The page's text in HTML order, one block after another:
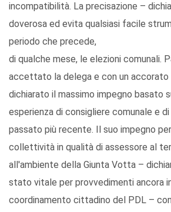
incompatibilità. La precisazione –
doverosa ed evita qualsiasi facile
periodo che precede,
di qualche mese, le elezioni comunali.
accettato la delega e con un accorato
dichiarato il massimo impegno basato
esperienza di consigliere comunale e di
passato più recente. Il suo impegno
collettività in qualità di assessore al
all'ambiente della Giunta Votta –
stato vitale per provvedimenti ancora in
coordinamento cittadino del PDL –